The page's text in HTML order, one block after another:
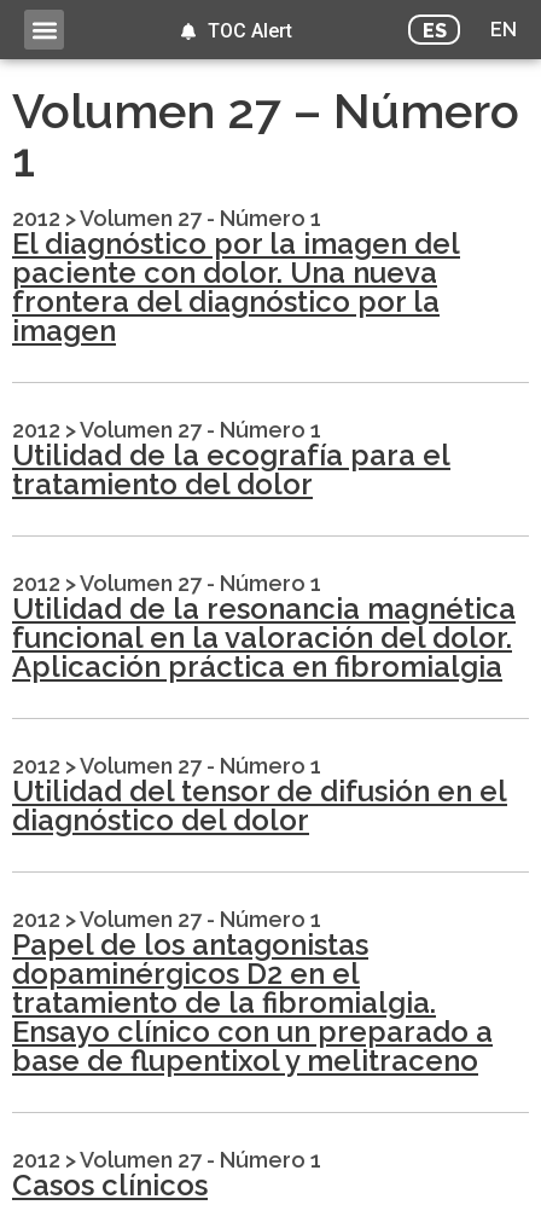
ES EN
TOC Alert
Volumen 27 – Número
1
2012 >Volumen 27 - Número 1
El diagnóstico por la imagen del
paciente con dolor. Una nueva
frontera del diagnóstico por la
imagen
2012 >Volumen 27 - Número 1
Utilidad de la ecografía para el
tratamiento del dolor
2012 >Volumen 27 - Número 1
Utilidad de la resonancia magnética
funcional en la valoración del dolor.
Aplicación práctica en fibromialgia
2012 >Volumen 27 - Número 1
Utilidad del tensor de difusión en el
diagnóstico del dolor
2012 >Volumen 27 - Número 1
Papel de los antagonistas
dopaminérgicos D2 en el
tratamiento de la fibromialgia.
Ensayo clínico con un preparado a
base de flupentixol y melitraceno
2012 >Volumen 27 - Número 1
Casos clínicos